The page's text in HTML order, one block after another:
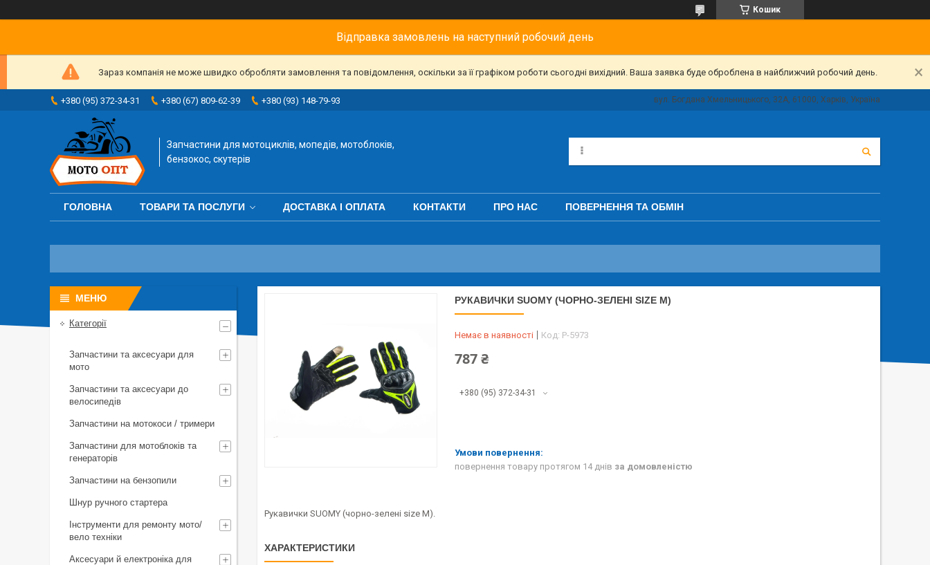
Кошик
Відправка замовлень на наступний робочий день
Зараз компанія не може швидко обробляти замовлення та повідомлення, оскільки за її графіком роботи сьогодні вихідний. Ваша заявка буде оброблена в найближчий робочий день.
+380 (95) 372-34-31 +380 (67) 809-62-39 +380 (93) 148-79-93 вул. Богдана Хмельницького, 32А, 61000, Харків, Україна
Запчастини для мотоциклів, мопедів, мотоблоків,
бензокос, скутерів
ГОЛОВНА ТОВАРИ ТА ПОСЛУГИ ДОСТАВКА І ОПЛАТА КОНТАКТИ ПРО НАС ПОВЕРНЕННЯ ТА ОБМІН
РУКАВИЧКИ SUOMY (ЧОРНО-ЗЕЛЕНІ SIZE M)
Немає в наявності Код: P-5973
787 ₴
+380 (95) 372-34-31
повернення товару протягом 14 днів за домовленістю
Рукавички SUOMY (чорно-зелені size M).
ХАРАКТЕРИСТИКИ
Категорії
Запчастини та аксесуари для
мото
Запчастини та аксесуари до
велосипедів
Запчастини на мотокоси / тримери
Запчастини для мотоблоків та
генераторів
Запчастини на бензопили
Шнур ручного стартера
Інструменти для ремонту мото/
вело техніки
Аксесуари й електроніка для